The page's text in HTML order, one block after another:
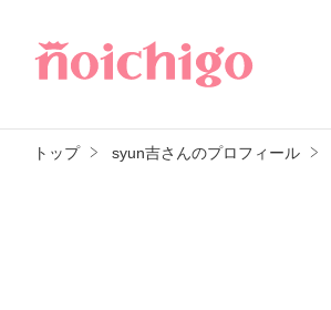
トップ syun吉さんのプロフィール